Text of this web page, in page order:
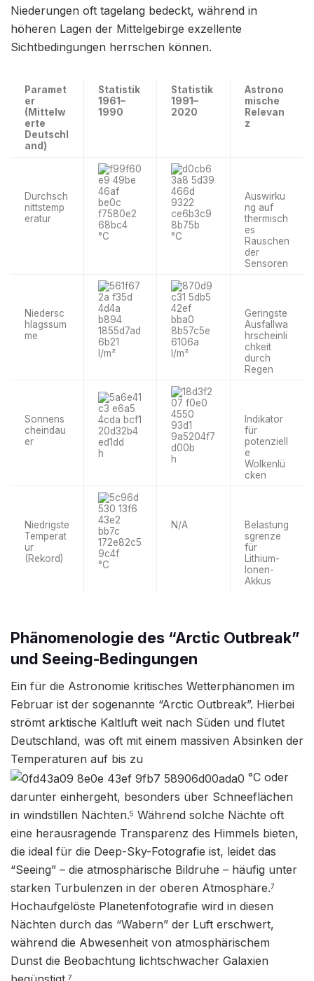
Niederungen oft tagelang bedeckt, während in
höheren Lagen der Mittelgebirge exzellente
Sichtbedingungen herrschen können.
Paramet
er
(Mittelw
erte
Deutschl
and)
Statistik
1961–
1990
Statistik
1991–
2020
Astrono
mische
Relevan
z
Durchsch
nittstemp
eratur
°C
°C
Auswirku
ng auf
thermisch
es
Rauschen
der
Sensoren
Niedersc
hlagssum
me
l/m²
l/m²
Geringste
Ausfallwa
hrscheinli
chkeit
durch
Regen
Sonnens
cheindau
er
h
h
Indikator
für
potenziell
e
Wolkenlü
cken
Niedrigste
Temperat
ur
(Rekord)
°C
N/A
Belastung
sgrenze
für
Lithium-
Ionen-
Akkus
Phänomenologie des “Arctic Outbreak”
und Seeing-Bedingungen
Ein für die Astronomie kritisches Wetterphänomen im
Februar ist der sogenannte “Arctic Outbreak”. Hierbei
strömt arktische Kaltluft weit nach Süden und flutet
Deutschland, was oft mit einem massiven Absinken der
Temperaturen auf bis zu
°C oder
darunter einhergeht, besonders über Schneeflächen
in windstillen Nächten.5 Während solche Nächte oft
eine herausragende Transparenz des Himmels bieten,
die ideal für die Deep-Sky-Fotografie ist, leidet das
“Seeing” – die atmosphärische Bildruhe – häufig unter
starken Turbulenzen in der oberen Atmosphäre.7
Hochaufgelöste Planetenfotografie wird in diesen
Nächten durch das “Wabern” der Luft erschwert,
während die Abwesenheit von atmosphärischem
Dunst die Beobachtung lichtschwacher Galaxien
7